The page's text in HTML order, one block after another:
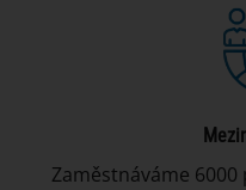
Zaměstnáváme